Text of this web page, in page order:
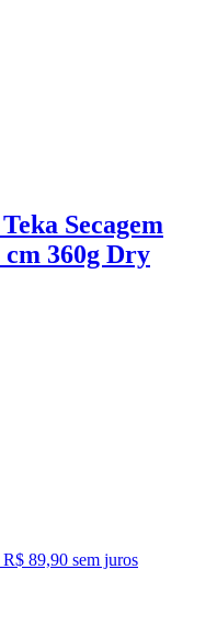
Secagem
cm 360g Dry
R$ 89,90 sem juros